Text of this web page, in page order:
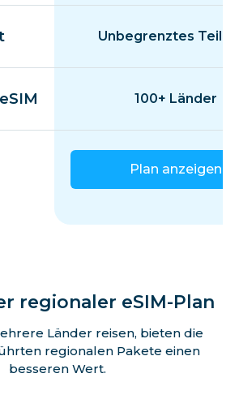
Unbegrenztes Teilen
100+ Länder
Plan anzeigen
regionaler eSIM-Plan
Länder reisen, bieten die
regionalen Pakete einen
besseren Wert.